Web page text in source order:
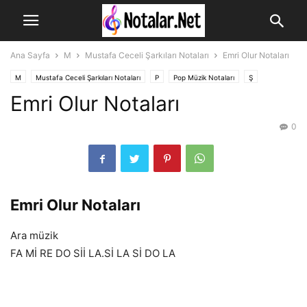
Ana Sayfa M Mustafa Ceceli Şarkıları Notaları Emri Olur Notaları
M Mustafa Ceceli Şarkıları Notaları P Pop Müzik Notaları Ş
Şarkı Notaları
Emri Olur Notaları
0
Emri Olur Notaları
Ara müzik
FA Mİ RE DO Sİİ LA.Sİ LA Sİ DO LA